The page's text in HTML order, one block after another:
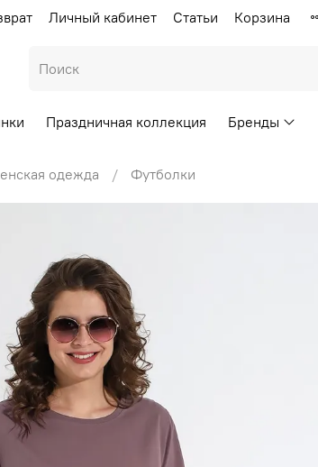
Личный кабинет Статьи Корзина
Праздничная коллекция Бренды
одежда Футболки